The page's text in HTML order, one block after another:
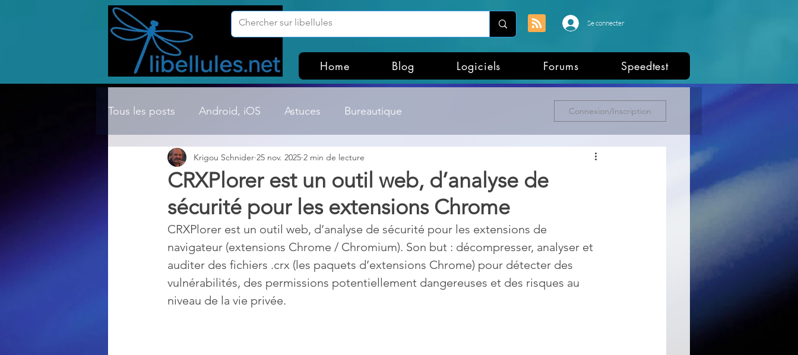
Se connecter
Home Blog Logiciels Forums Speedtest
Tous les posts Android, iOS Astuces Bureautique
Compression ZIP, RAR, etc. Customisation Windows
Dossier Windows Explorateurs de fichiers Gestion Système Graphisme
Hardware Internet Lightroom & Photoshop Linux
Loisir et divertissement Mises à jour
Connexion/Inscription
CRXPlorer est un outil web, d’analyse de
sécurité pour les extensions Chrome
Krigou Schnider 25 nov. 2025 2 min de lecture
CRXPlorer est un outil web, d’analyse de sécurité pour les extensions de
navigateur (extensions Chrome / Chromium). Son but : décompresser, analyser et
audit­er des fichiers .crx (les paquets d’extensions Chrome) pour détecter des
vulnérabilités, des permissions potentiellement dangereuses et des risques au
niveau de la vie privée.